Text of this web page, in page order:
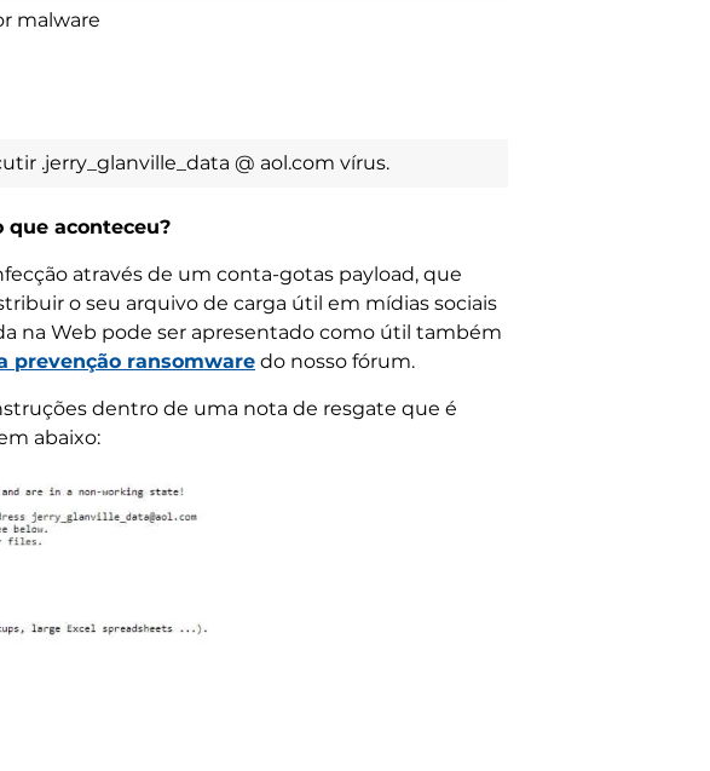
malware
.jerry_glanville_data @ aol.com vírus.
que aconteceu?
através de um conta-gotas payload, que
o seu arquivo de carga útil em mídias sociais
na Web pode ser apresentado como útil também
prevenção ransomware do nosso fórum.
dentro de uma nota de resgate que é
abaixo: